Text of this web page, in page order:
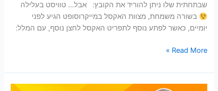
שבתחתית שלו ניתן להוריד את הקובץ: אבל… טוויסט בעלילה
בשורה משמחת, מצוות האקסל במייקרוסופט הגיע לפני
יומיים, כאשר לפתע נוסף לתפריט האקסל לחצן נוסף, עם המלל:
Read More »